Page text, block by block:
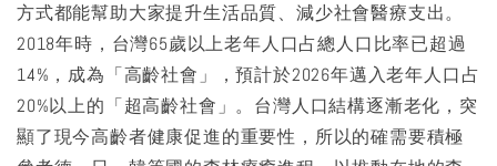
方式都能幫助大家提升生活品質、減少社會醫療支出。
2018年時，台灣65歲以上老年人口占總人口比率已超過
14%，成為「高齡社會」，預計於2026年邁入老年人口占
20%以上的「超高齡社會」。台灣人口結構逐漸老化，突
顯了現今高齡者健康促進的重要性，所以的確需要積極